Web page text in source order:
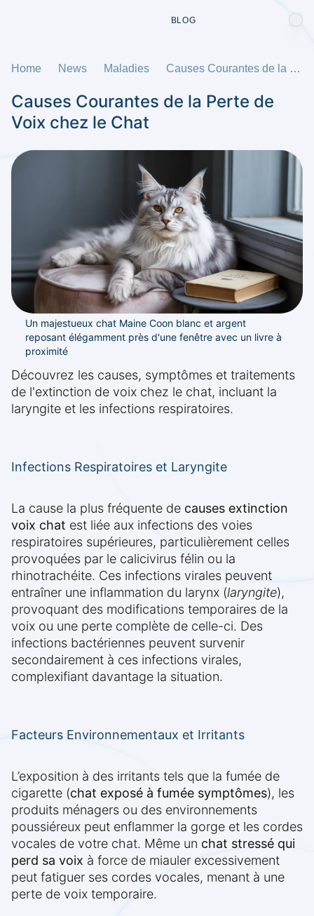
BLOG
Home News Maladies Causes Courantes de la Perte de Voix chez le Chat
Causes Courantes de la Perte de
Voix chez le Chat
Un majestueux chat Maine Coon blanc et argent
reposant élégamment près d'une fenêtre avec un livre à
proximité
Découvrez les causes, symptômes et traitements
de l'extinction de voix chez le chat, incluant la
laryngite et les infections respiratoires.
Infections Respiratoires et Laryngite
La cause la plus fréquente de causes extinction
voix chat est liée aux infections des voies
respiratoires supérieures, particulièrement celles
provoquées par le calicivirus félin ou la
rhinotrachéite. Ces infections virales peuvent
entraîner une inflammation du larynx (laryngite),
provoquant des modifications temporaires de la
voix ou une perte complète de celle-ci. Des
infections bactériennes peuvent survenir
secondairement à ces infections virales,
complexifiant davantage la situation.
Facteurs Environnementaux et Irritants
L’exposition à des irritants tels que la fumée de
cigarette (chat exposé à fumée symptômes), les
produits ménagers ou des environnements
poussiéreux peut enflammer la gorge et les cordes
vocales de votre chat. Même un chat stressé qui
perd sa voix à force de miauler excessivement
peut fatiguer ses cordes vocales, menant à une
perte de voix temporaire.